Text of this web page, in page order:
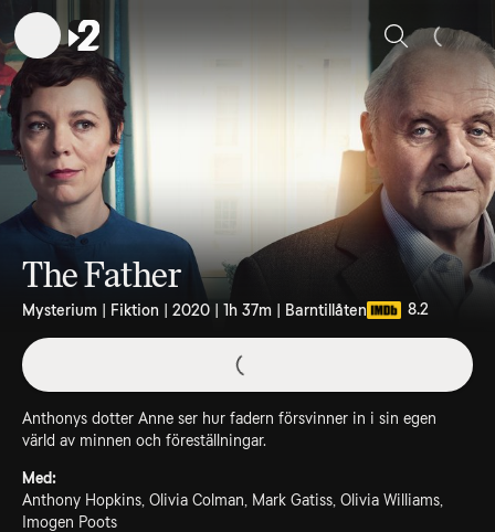
Sök
The Father
Mysterium | Fiktion | 2020 | 1h 37m | Barntillåten 8.2
Anthonys dotter Anne ser hur fadern försvinner in i sin egen
värld av minnen och föreställningar.
Med:
Anthony Hopkins, Olivia Colman, Mark Gatiss, Olivia Williams,
Imogen Poots